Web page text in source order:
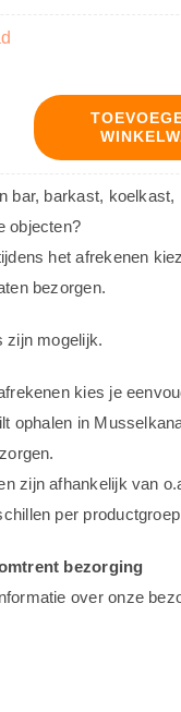
bar, barkast, koelkast,
objecten?
het afrekenen
bezorgen.
zijn mogelijk.
kies je
ophalen in
zijn afhankelijk van
per
bezorging
over onze